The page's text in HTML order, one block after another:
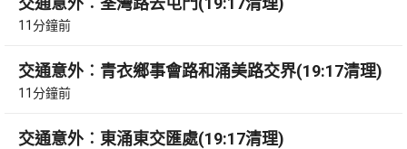
11分鐘前
交通意外︰青衣鄉事會路和涌美路交界(19:17清理)
11分鐘前
交通意外︰東涌東交匯處(19:17清理)